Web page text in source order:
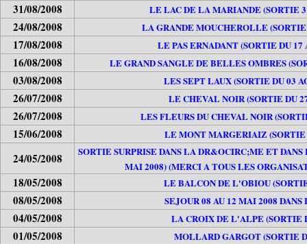
31/08/2008 LE LAC DE LA MARIANDE (SORTIE
24/08/2008 LA GRANDE MOUCHEROLLE
17/08/2008 LE PAS ERNADANT (SORTIE DU
16/08/2008 LE GRAND SANGLE DE BELLES OMBRES
03/08/2008 LES SEPT LAUX (SORTIE DU 03
26/07/2008 LE CHEVAL NOIR (SORTIE DU
26/07/2008 LES FLEURS DU CHEVAL NOIR
15/06/2008 LE MONT MARGERIAIZ (SORTIE
24/05/2008
SORTIE SURPRISE DANS LA DR&OCIRC;ME ET
MAI 2008) (MERCI A TOUS LES
18/05/2008 LE BALCON DE L'OBIOU
08/05/2008 SEJOUR 08 AU 12 MAI 2008
04/05/2008 LA CROIX DE L'ALPE (SORTIE
01/05/2008 MOLLARD GARGOT (SORTIE